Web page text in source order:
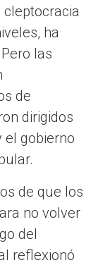
ha
las
de
dirigidos
el gobierno
de que los
no volver
del
reflexionó